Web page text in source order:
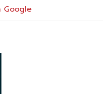
Google